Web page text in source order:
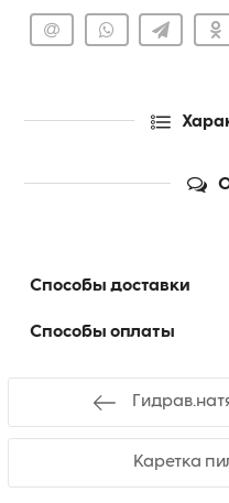
Способы доставки
Способы оплаты
Каретка